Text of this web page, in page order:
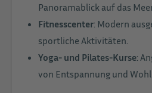
Panoramablick auf das
Fitnesscenter: Modern
sportliche Aktivitäten.
Yoga- und Pilates-Kurse:
von Entspannung und